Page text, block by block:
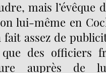
mais l’évêque
lui-même en
fait assez de
des officiers
auprès de